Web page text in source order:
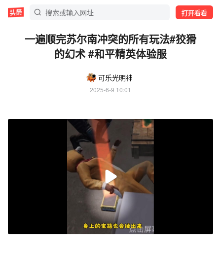
打开看看
一遍顺完苏尔南冲突的所有玩法#狡猾
的幻术 #和平精英体验服
可乐光明神
2025-6-9 10:01